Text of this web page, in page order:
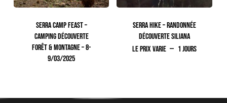
SERRA CAMP FEAST –
CAMPING DÉCOUVERTE
FORÊT & MONTAGNE – 8-
9/03/2025
SERRA HIKE – RANDONNÉE
DÉCOUVERTE SILIANA
Le prix varie
1 jours